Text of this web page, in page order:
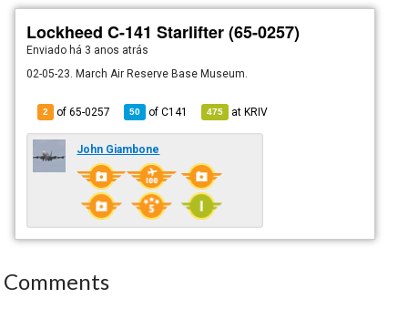
Lockheed C-141 Starlifter (65-0257)
Enviado há 3 anos atrás
02-05-23. March Air Reserve Base Museum.
2 of 65-0257 50 ofC141 475 atKRIV
John Giambone
Comments